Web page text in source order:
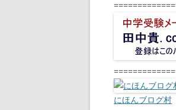
にほんブログ村